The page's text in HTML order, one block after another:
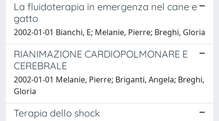
La fluidoterapia in emergenza nel cane e
gatto
2002-01-01 Bianchi, E; Melanie, Pierre; Breghi, Gloria
RIANIMAZIONE CARDIOPOLMONARE E
CEREBRALE
2002-01-01 Melanie, Pierre; Briganti, Angela; Breghi,
Gloria
Terapia dello shock